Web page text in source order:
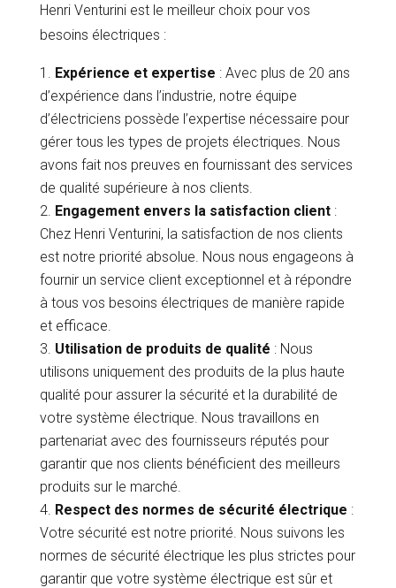
Henri Venturini est le meilleur choix pour vos
besoins électriques :
Expérience et expertise : Avec plus de 20 ans
d’expérience dans l’industrie, notre équipe
d’électriciens possède l’expertise nécessaire pour
gérer tous les types de projets électriques. Nous
avons fait nos preuves en fournissant des services
de qualité supérieure à nos clients.
Engagement envers la satisfaction client:
Chez Henri Venturini, la satisfaction de nos clients
est notre priorité absolue. Nous nous engageons à
fournir un service client exceptionnel et à répondre
à tous vos besoins électriques de manière rapide
et efficace.
Utilisation de produits de qualité : Nous
utilisons uniquement des produits de la plus haute
qualité pour assurer la sécurité et la durabilité de
votre système électrique. Nous travaillons en
partenariat avec des fournisseurs réputés pour
garantir que nos clients bénéficient des meilleurs
produits sur le marché.
Respect des normes de sécurité électrique :
Votre sécurité est notre priorité. Nous suivons les
normes de sécurité électrique les plus strictes pour
garantir que votre système électrique est sûr et